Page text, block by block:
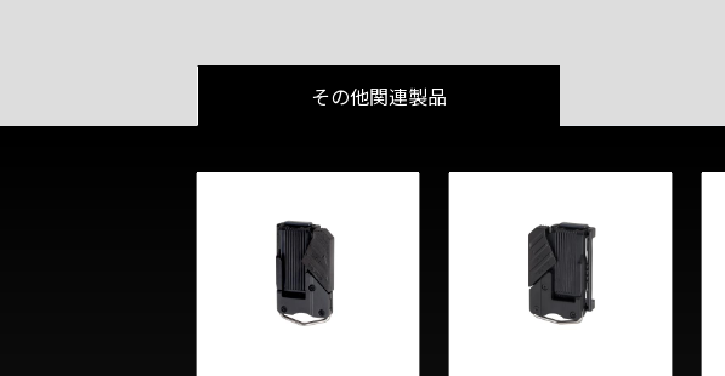
その他関連製品